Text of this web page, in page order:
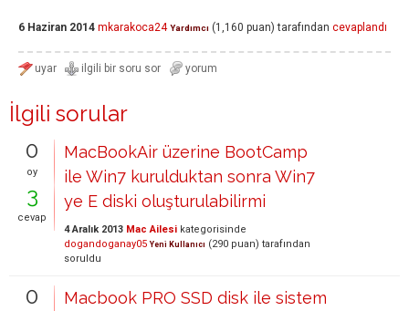
6 Haziran 2014 mkarakoca24 Yardımcı (1,160 puan) tarafından cevaplandı
İlgili sorular
0
oy
3
cevap
MacBookAir üzerine BootCamp
ile Win7 kurulduktan sonra Win7
ye E diski oluşturulabilirmi
4 Aralık 2013 Mac Ailesi kategorisinde
dogandoganay05 Yeni Kullanıcı (290 puan) tarafından
soruldu
0
Macbook PRO SSD disk ile sistem